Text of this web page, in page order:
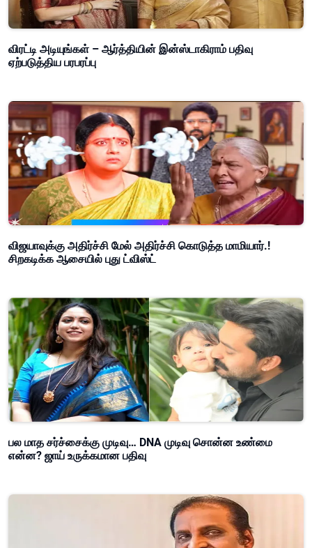
விரட்டி அடியுங்கள் – ஆர்த்தியின் இன்ஸ்டாகிராம் பதிவு
ஏற்படுத்திய பரபரப்பு
விஜயாவுக்கு அதிர்ச்சி மேல் அதிர்ச்சி கொடுத்த மாமியார்.!
சிறகடிக்க ஆசையில் புது ட்விஸ்ட்
பல மாத சர்ச்சைக்கு முடிவு… DNA முடிவு சொன்ன உண்மை
என்ன? ஜாய் உருக்கமான பதிவு